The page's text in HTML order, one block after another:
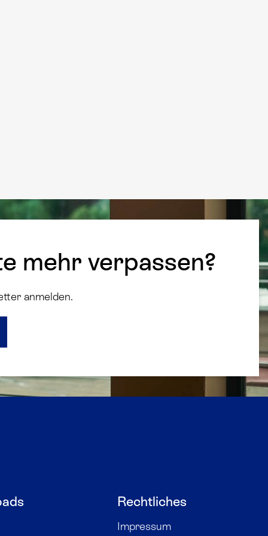
mehr verpassen?
anmelden.
Rechtliches
Impressum